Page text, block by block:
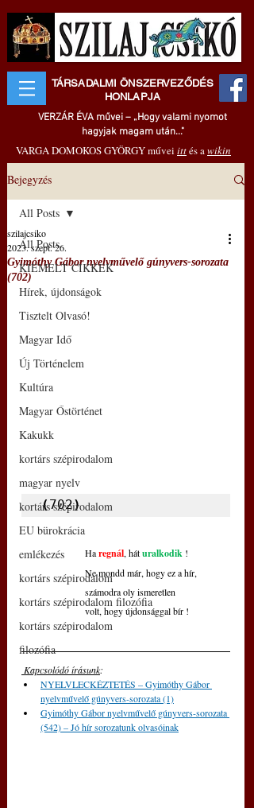
TÁRSADALMI ÖNSZERVEZŐDÉS
HONLAPJA
VERZÁR ÉVA művei – „Hogy valami nyomot
hagyjak magam után..."
VARGA DOMOKOS GYÖRGY művei ittés awikin
Bejegyzés
All Posts
KIEMELT CIKKEK
Hírek, újdonságok
Tisztelt Olvasó!
Magyar Idő
Új Történelem
Kultúra
Magyar Őstörténet
Kakukk
kortárs szépirodalom
magyar nyelv
kortárs szépirodalom
EU bürokrácia
emlékezés
kortárs szépirodalom
kortárs szépirodalom filozófia
kortárs szépirodalom
filozófia
All Posts
Gyimóthy Gábor nyelvművelő gúnyvers-sorozata
(702)
szilajcsiko
2023. szept. 26.
(702)
Ha regnál, hát uralkodik !
Ne mondd már, hogy ez a hír,
számodra oly ismeretlen
volt, hogy újdonsággal bír !
Kapcsolódó írásunk:
NYELVLECKÉZTETÉS – Gyimóthy Gábor
nyelvművelő gúnyvers-sorozata (1)
Gyimóthy Gábor nyelvművelő gúnyvers-sorozata
(542) – Jó hír sorozatunk olvasóinak